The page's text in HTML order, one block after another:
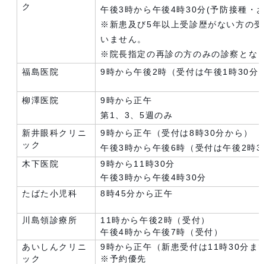
ク
午後3時から午後4時30分(予防接種・
※新患及び5年以上受診歴がない方の受
いません。
※院長指定の再診の方のみの診察とな
福島医院
9時から午後2時（受付は午後1時30分
柳澤医院
9時から正午
第1、3、5週のみ
新井眼科クリニ
ック
9時から正午（受付は8時30分から）
午後3時から午後6時（受付は午後2時
木下医院
9時から11時30分
午後3時から午後4時30分
たばた小児科
8時45分から正午
川島領診療所
11時から午後2時（受付）
午後4時から午後7時（受付）
あいしんクリニ
ック
9時から正午（新患受付は11時30分ま
※予約優先